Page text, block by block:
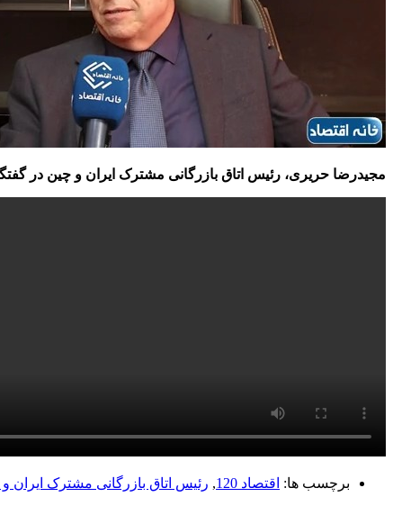
مجیدرضا حریری، رئیس اتاق بازرگانی مشترک ایران و چین در
برچسب ها: اقتصاد 120 , رئیس اتاق بازرگانی مشترک ایران